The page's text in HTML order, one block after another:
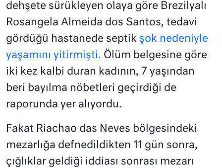
dehşete sürükleyen olaya göre Brezilyalı
Rosangela Almeida dos Santos, tedavi
gördüğü hastanede septik şok nedeniyle
yaşamını yitirmişti. Ölüm belgesine göre
iki kez kalbi duran kadının, 7 yaşından
beri bayılma nöbetleri geçirdiği de
raporunda yer alıyordu.
Fakat Riachao das Neves bölgesindeki
mezarlığa defnedildikten 11 gün sonra,
çığlıklar geldiği iddiası sonrası mezarı